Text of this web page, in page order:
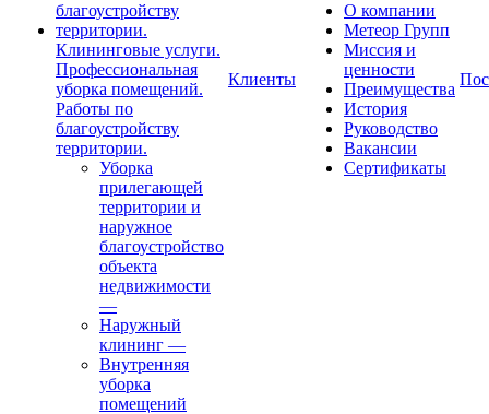
Клининговые услуги.
Профессиональная
уборка помещений.
Работы по
благоустройству
территории.
Уборка
прилегающей
территории и
наружное
благоустройство
объекта
недвижимости
—
Наружный
клининг —
Внутренняя
уборка
помещений
Клиенты
О компании
Метеор Групп
Миссия и
ценности
Преимущества
История
Руководство
Вакансии
Сертификаты